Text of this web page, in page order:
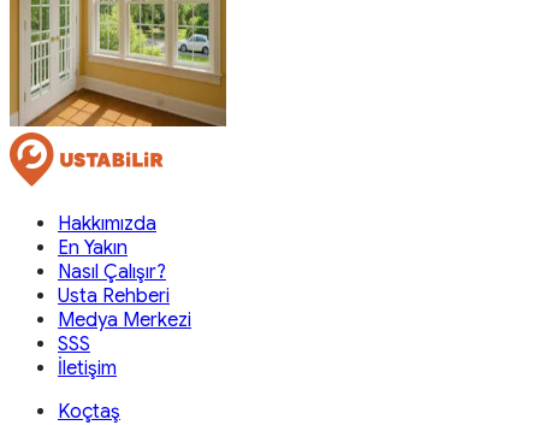
Hakkımızda
En Yakın
Nasıl Çalışır?
Usta Rehberi
Medya Merkezi
SSS
İletişim
Koçtaş